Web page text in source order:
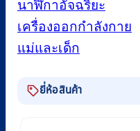
นาฬิกาอัจฉริยะ
เครื่องออกกำลังกาย
แม่และเด็ก
ยี่ห้อสินค้า